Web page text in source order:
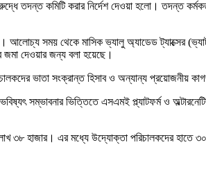
তদন্ত কমিটি করার নির্দেশ দেওয়া হলো। তদন্ত
আলোচ্য সময় থেকে মাসিক ভ্যালু অ্যাডেড ট্যাক্সের
জমা দেওয়ার জন্য বলা হয়েছে।
ভাতা সংক্রান্ত হিসাব ও অন্যান্য প্রয়োজনীয়
সম্ভাবনার ভিত্তিতে এসএমই প্ল্যাটফর্ম ও
৩৮ হাজার। এর মধ্যে উদ্যোক্তা পরিচালকদের হাতে ৩০